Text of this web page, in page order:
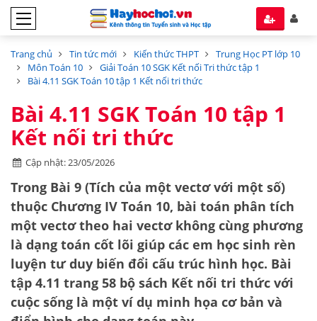
Trang chủ Tin tức mới Kiến thức THPT
Trung Học PT lớp 10
Môn Toán 10
Giải Toán 10 SGK Kết nối Tri thức tập 1
Bài 4.11 SGK Toán 10 tập 1 Kết nối tri thức
Bài 4.11 SGK Toán 10 tập 1
Kết nối tri thức
Cập nhật: 23/05/2026
Trong Bài 9 (Tích của một vectơ với một số)
thuộc Chương IV Toán 10, bài toán phân tích
một vectơ theo hai vectơ không cùng phương
là dạng toán cốt lõi giúp các em học sinh rèn
luyện tư duy biến đổi cấu trúc hình học. Bài
tập 4.11 trang 58 bộ sách Kết nối tri thức với
cuộc sống là một ví dụ minh họa cơ bản và